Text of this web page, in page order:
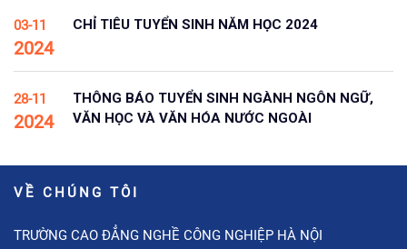
03-11
2024
CHỈ TIÊU TUYỂN SINH NĂM HỌC 2024
28-11
2024
THÔNG BÁO TUYỂN SINH NGÀNH NGÔN NGỮ,
VĂN HỌC VÀ VĂN HÓA NƯỚC NGOÀI
VỀ CHÚNG TÔI
TRƯỜNG CAO ĐẲNG NGHỀ CÔNG NGHIỆP HÀ NỘI